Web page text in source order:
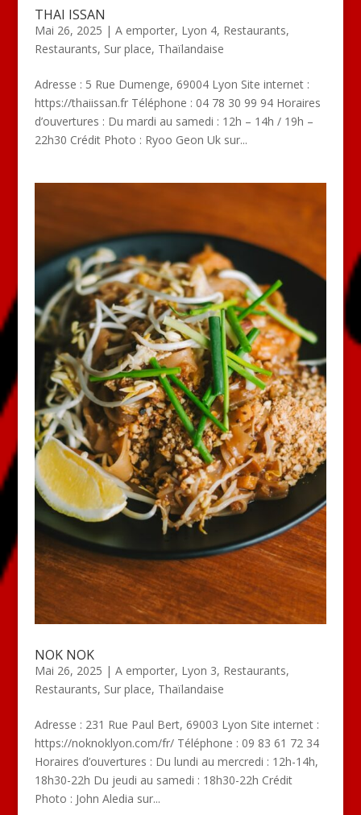
THAI ISSAN
Mai 26, 2025 | A emporter, Lyon 4, Restaurants,
Restaurants, Sur place, Thaïlandaise
Adresse : 5 Rue Dumenge, 69004 Lyon Site internet :
https://thaiissan.fr Téléphone : 04 78 30 99 94 Horaires
d’ouvertures : Du mardi au samedi : 12h – 14h / 19h –
22h30 Crédit Photo : Ryoo Geon Uk sur...
NOK NOK
Mai 26, 2025 | A emporter, Lyon 3, Restaurants,
Restaurants, Sur place, Thaïlandaise
Adresse : 231 Rue Paul Bert, 69003 Lyon Site internet :
https://noknoklyon.com/fr/ Téléphone : 09 83 61 72 34
Horaires d’ouvertures : Du lundi au mercredi : 12h-14h,
18h30-22h Du jeudi au samedi : 18h30-22h Crédit
Photo : John Aledia sur...